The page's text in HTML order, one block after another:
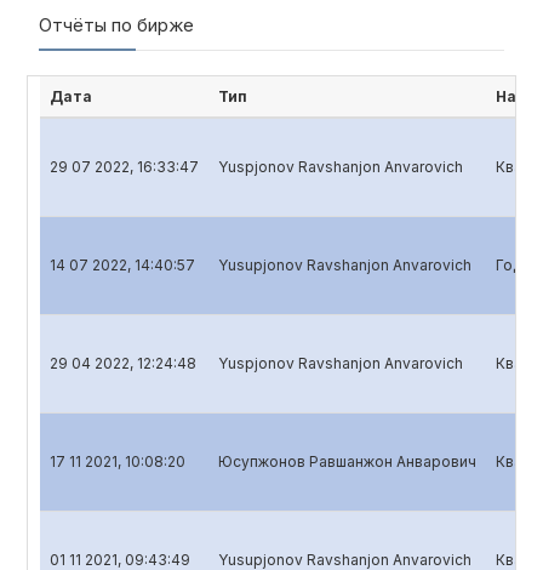
Отчёты по бирже
Дата Тип
29 07 2022, 16:33:47 Yuspjonov Ravshanjon Anvarovich
14 07 2022, 14:40:57 Yusupjonov Ravshanjon Anvarovich
29 04 2022, 12:24:48 Yuspjonov Ravshanjon Anvarovich
17 11 2021, 10:08:20 Юсупжонов Равшанжон Анварович
01 11 2021, 09:43:49 Yusupjonov Ravshanjon Anvarovich